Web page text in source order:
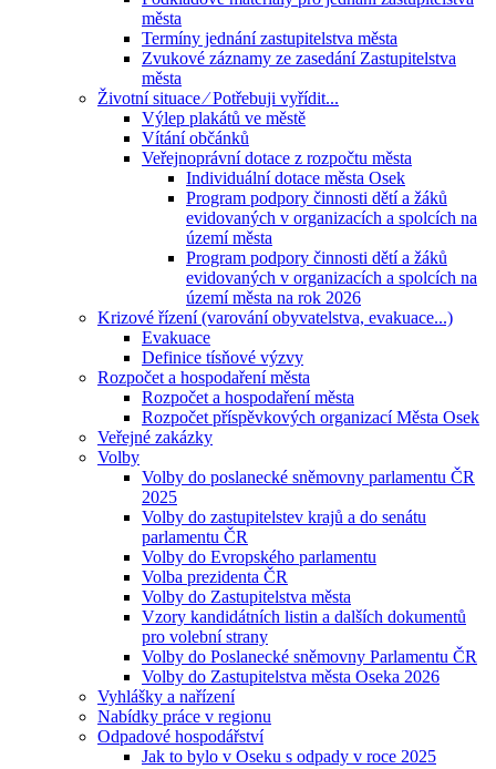
města
Termíny jednání zastupitelstva města
Zvukové záznamy ze zasedání Zastupitelstva
města
Životní situace ⁄ Potřebuji vyřídit...
Výlep plakátů ve městě
Vítání občánků
Veřejnoprávní dotace z rozpočtu města
Individuální dotace města Osek
Program podpory činnosti dětí a žáků
evidovaných v organizacích a spolcích na
území města
Program podpory činnosti dětí a žáků
evidovaných v organizacích a spolcích na
území města na rok 2026
Krizové řízení (varování obyvatelstva, evakuace...)
Evakuace
Definice tísňové výzvy
Rozpočet a hospodaření města
Rozpočet a hospodaření města
Rozpočet příspěvkových organizací Města Osek
Veřejné zakázky
Volby
Volby do poslanecké sněmovny parlamentu ČR
2025
Volby do zastupitelstev krajů a do senátu
parlamentu ČR
Volby do Evropského parlamentu
Volba prezidenta ČR
Volby do Zastupitelstva města
Vzory kandidátních listin a dalších dokumentů
pro volební strany
Volby do Poslanecké sněmovny Parlamentu ČR
Volby do Zastupitelstva města Oseka 2026
Vyhlášky a nařízení
Nabídky práce v regionu
Odpadové hospodářství
Jak to bylo v Oseku s odpady v roce 2025